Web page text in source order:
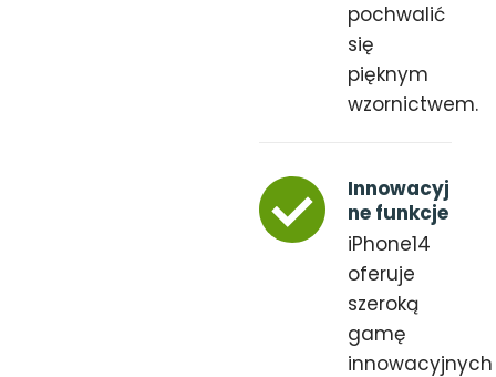
pochwalić
się
pięknym
wzornictwem.
Innowacyj
ne funkcje
iPhone14
oferuje
szeroką
gamę
innowacyjnych